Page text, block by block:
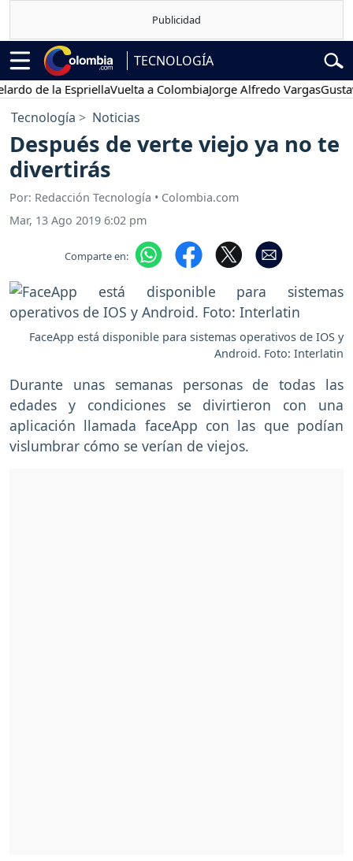
TECNOLOGÍA
de la EspriellaVuelta a ColombiaJorge Alfredo VargasGustavo
Tecnología Noticias
Después de verte viejo ya no te
divertirás
Por: Redacción Tecnología • Colombia.com
Mar, 13 Ago 2019 6:02 pm
Comparte en:
FaceApp está disponible para sistemas operativos de IOS y
Android. Foto: Interlatin
Durante unas semanas personas de todas las
edades y condiciones se divirtieron con una
aplicación llamada faceApp con las que podían
vislumbrar cómo se verían de viejos.